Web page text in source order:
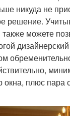
никуда не
решение.
можете
окна, плюс пара